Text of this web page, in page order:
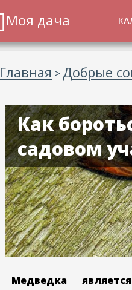
Моя дача
Главная > Добрые
Как
садовом
Медведка